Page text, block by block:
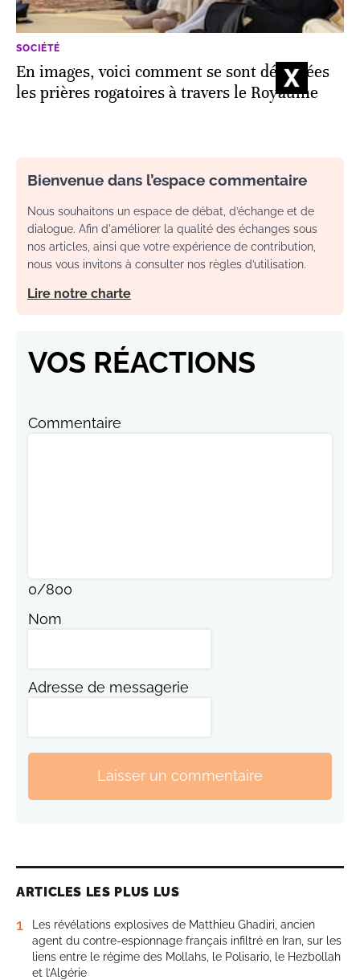
SOCIÉTÉ
En images, voici comment se sont déroulées
les prières rogatoires à travers le Royaume
Bienvenue dans l’espace commentaire
Nous souhaitons un espace de débat, d’échange et de
dialogue. Afin d'améliorer la qualité des échanges sous
nos articles, ainsi que votre expérience de contribution,
nous vous invitons à consulter nos règles d’utilisation.
Lire notre charte
VOS RÉACTIONS
Commentaire
0/800
Nom
Adresse de messagerie
Laisser un commentaire
ARTICLES LES PLUS LUS
1
Les révélations explosives de Matthieu Ghadiri, ancien
agent du contre-espionnage français infiltré en Iran, sur les
liens entre le régime des Mollahs, le Polisario, le Hezbollah
et l’Algérie